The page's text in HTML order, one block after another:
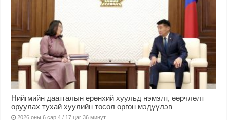
Нийгмийн даатгалын ерөнхий хуульд нэмэлт, өөрчлөлт
оруулах тухай хуулийн төсөл өргөн мэдүүлэв
2026 оны 6 сар 4 / 17 цаг 36 минут